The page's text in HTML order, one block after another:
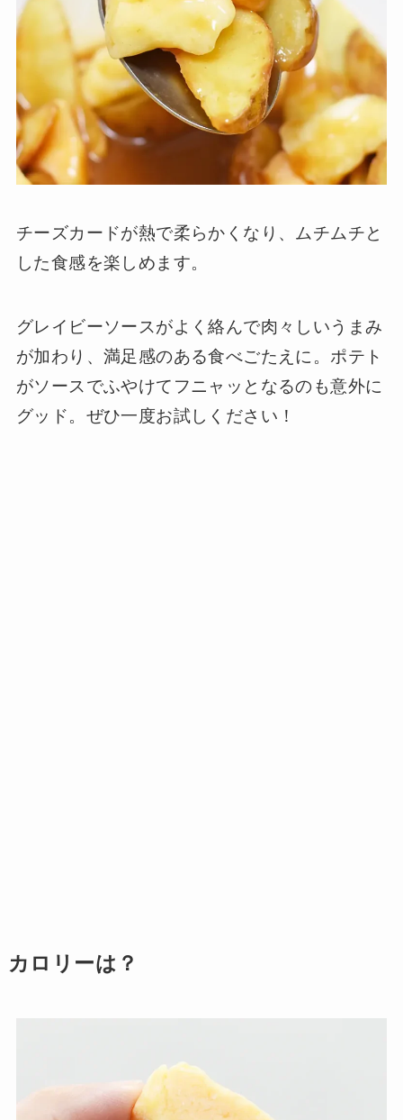
チーズカードが熱で柔らかくなり、ムチムチと
した食感を楽しめます。
グレイビーソースがよく絡んで肉々しいうまみ
が加わり、満足感のある食べごたえに。ポテト
がソースでふやけてフニャッとなるのも意外に
グッド。ぜひ一度お試しください！
カロリーは？